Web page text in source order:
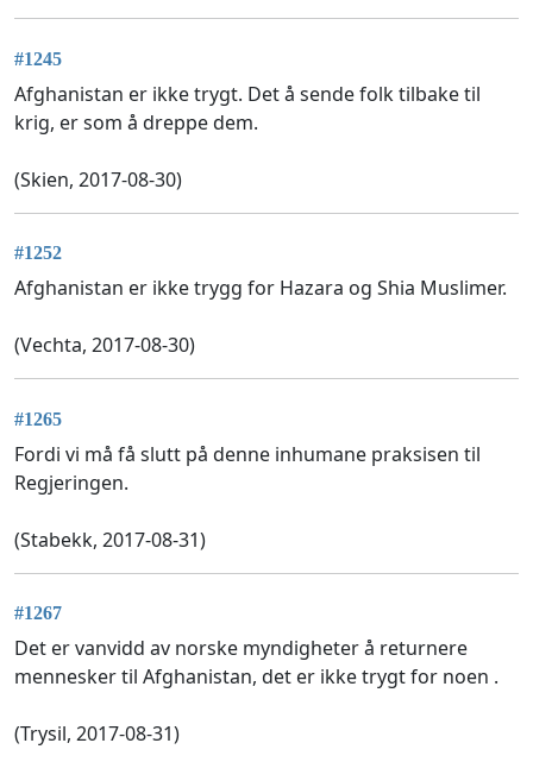
#1245
Afghanistan er ikke trygt. Det å sende folk tilbake til
krig, er som å dreppe dem.
(Skien, 2017-08-30)
#1252
Afghanistan er ikke trygg for Hazara og Shia Muslimer.
(Vechta, 2017-08-30)
#1265
Fordi vi må få slutt på denne inhumane praksisen til
Regjeringen.
(Stabekk, 2017-08-31)
#1267
Det er vanvidd av norske myndigheter å returnere
mennesker til Afghanistan, det er ikke trygt for noen .
(Trysil, 2017-08-31)